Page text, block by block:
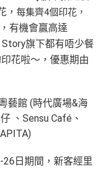
， 每集齊4個印花，
有機會贏高達
旗下都有唔少餐
花啦～，優惠期由
藝館 (時代廣場&海
、Sensu Café、
日期間，新客經里